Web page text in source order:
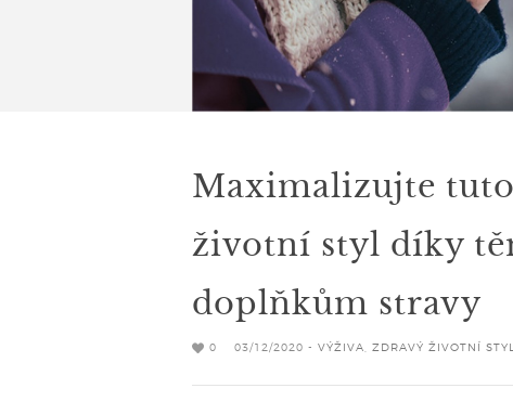
Maximalizujte
životní styl díky
doplňkům stravy
0 03/12/2020 - VÝŽIVA ZDRAVÝ ŽIVOTNÍ STYL